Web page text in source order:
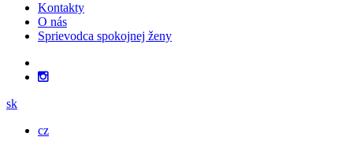
Kontakty
O nás
Sprievodca spokojnej ženy
sk
cz